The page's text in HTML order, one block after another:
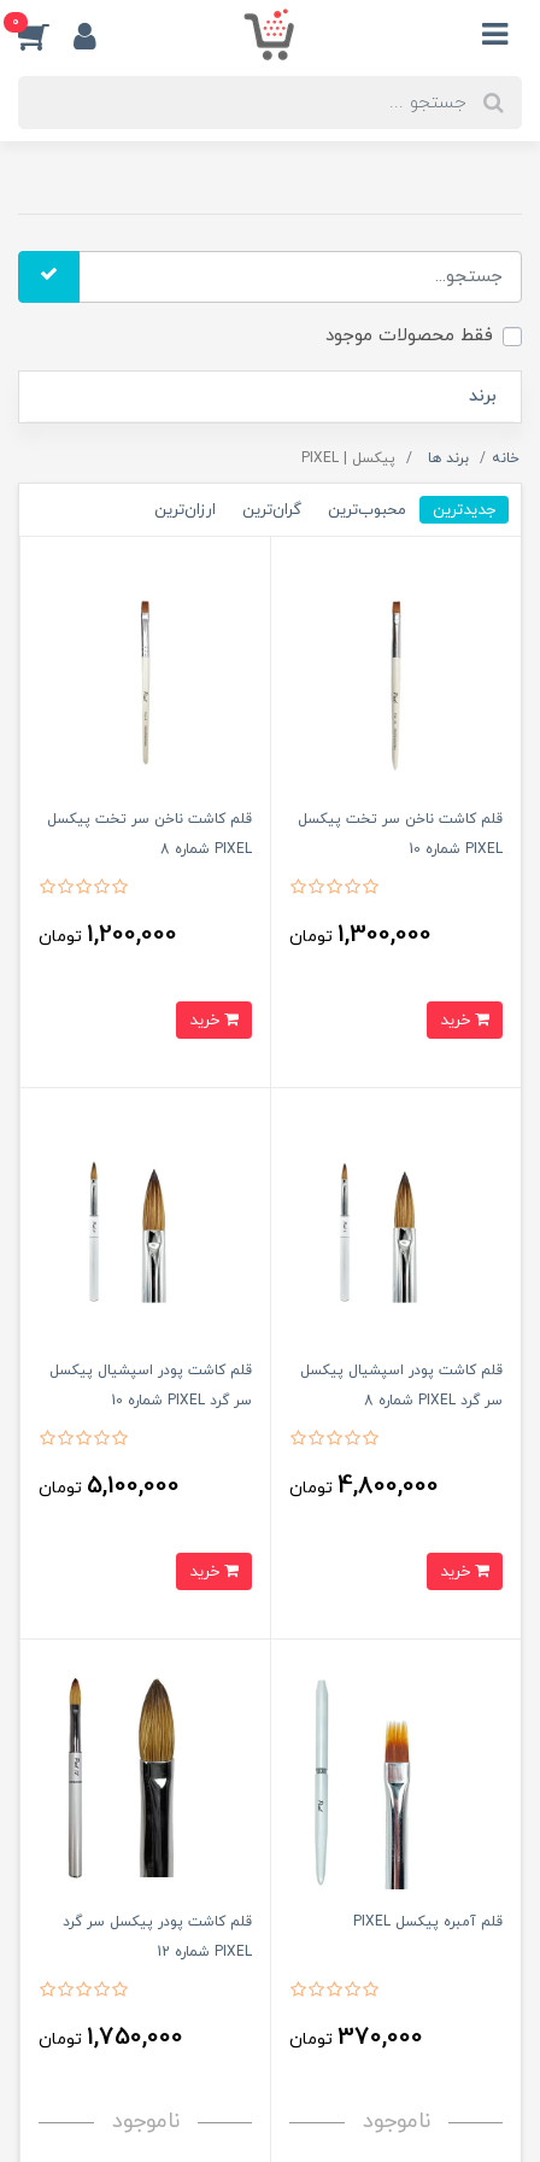
0
فقط محصولات موجود
برند
خانه برند ها پیکسل | PIXEL
جدیدترین محبوب‌ترین گران‌ترین ارزان‌ترین
قلم کاشت ناخن سر تخت پیکسل
PIXEL شماره 10
1,300,000 تومان
قلم کاشت ناخن سر تخت پیکسل
PIXEL شماره 8
1,200,000 تومان
قلم کاشت پودر اسپشيال پیکسل
سر گرد PIXEL شماره 8
4,800,000 تومان
قلم کاشت پودر اسپشيال پیکسل
سر گرد PIXEL شماره 10
5,100,000 تومان
قلم آمبره پیکسل PIXEL
370,000 تومان
ناموجود
قلم کاشت پودر پیکسل سر گرد
PIXEL شماره 12
1,750,000 تومان
ناموجود